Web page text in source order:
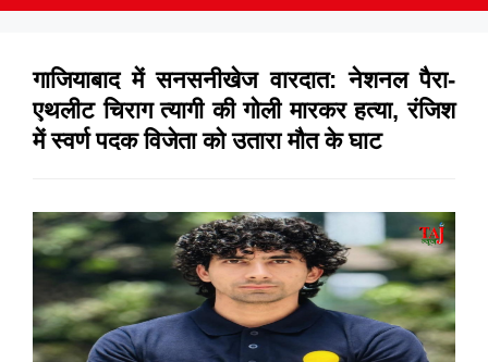
गाजियाबाद में सनसनीखेज वारदात: नेशनल पैरा-
एथलीट चिराग त्यागी की गोली मारकर हत्या, रंजिश
में स्वर्ण पदक विजेता को उतारा मौत के घाट